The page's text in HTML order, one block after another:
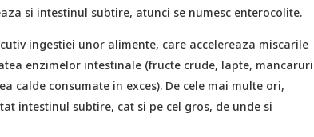
si intestinul subtire, atunci se numesc enterocolite.
ingestiei unor alimente, care accelereaza miscarile
enzimelor intestinale (fructe crude, lapte, mancaruri
calde consumate in exces). De cele mai multe ori,
intestinul subtire, cat si pe cel gros, de unde si